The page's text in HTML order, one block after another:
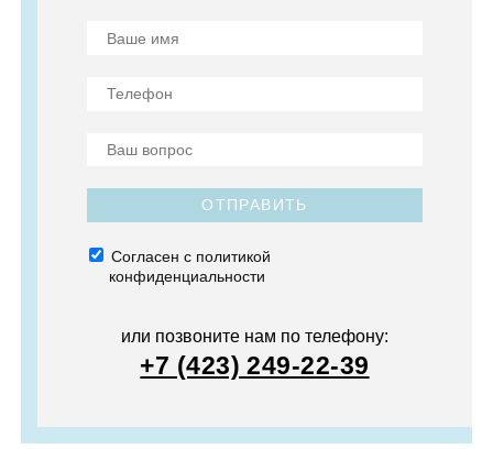
ОТПРАВИТЬ
Согласен с политикой
конфиденциальности
или позвоните нам по телефону:
+7 (423) 249-22-39